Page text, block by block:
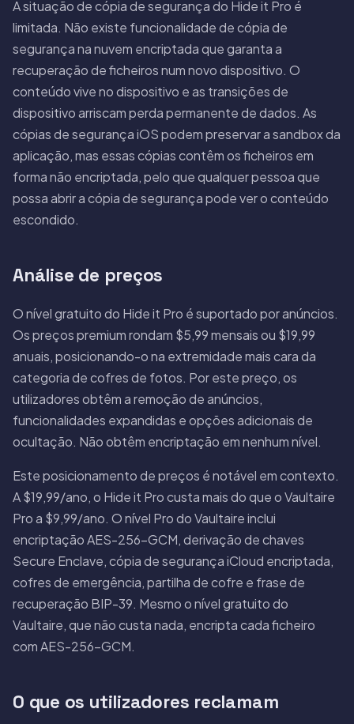
A situação de cópia de segurança do Hide it Pro é
limitada. Não existe funcionalidade de cópia de
segurança na nuvem encriptada que garanta a
recuperação de ficheiros num novo dispositivo. O
conteúdo vive no dispositivo e as transições de
dispositivo arriscam perda permanente de dados. As
cópias de segurança iOS podem preservar a sandbox da
aplicação, mas essas cópias contêm os ficheiros em
forma não encriptada, pelo que qualquer pessoa que
possa abrir a cópia de segurança pode ver o conteúdo
escondido.
Análise de preços
O nível gratuito do Hide it Pro é suportado por anúncios.
Os preços premium rondam $5,99 mensais ou $19,99
anuais, posicionando-o na extremidade mais cara da
categoria de cofres de fotos. Por este preço, os
utilizadores obtêm a remoção de anúncios,
funcionalidades expandidas e opções adicionais de
ocultação. Não obtêm encriptação em nenhum nível.
Este posicionamento de preços é notável em contexto.
A $19,99/ano, o Hide it Pro custa mais do que o Vaultaire
Pro a $9,99/ano. O nível Pro do Vaultaire inclui
encriptação AES-256-GCM, derivação de chaves
Secure Enclave, cópia de segurança iCloud encriptada,
cofres de emergência, partilha de cofre e frase de
recuperação BIP-39. Mesmo o nível gratuito do
Vaultaire, que não custa nada, encripta cada ficheiro
com AES-256-GCM.
O que os utilizadores reclamam